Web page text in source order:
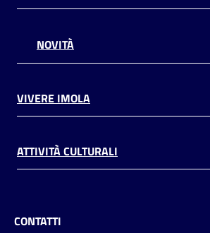
NOVITÀ
VIVERE IMOLA
ATTIVITÀ CULTURALI
CONTATTI